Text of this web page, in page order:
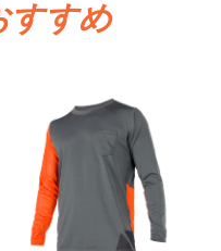
すすめ